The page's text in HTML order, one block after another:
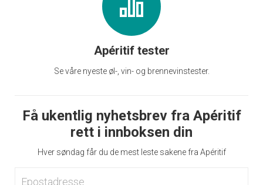
Apéritif tester
Se våre nyeste øl-, vin- og brennevinstester.
Få ukentlig nyhetsbrev fra Apéritif
rett i innboksen din
Hver søndag får du de mest leste sakene fra Apéritif